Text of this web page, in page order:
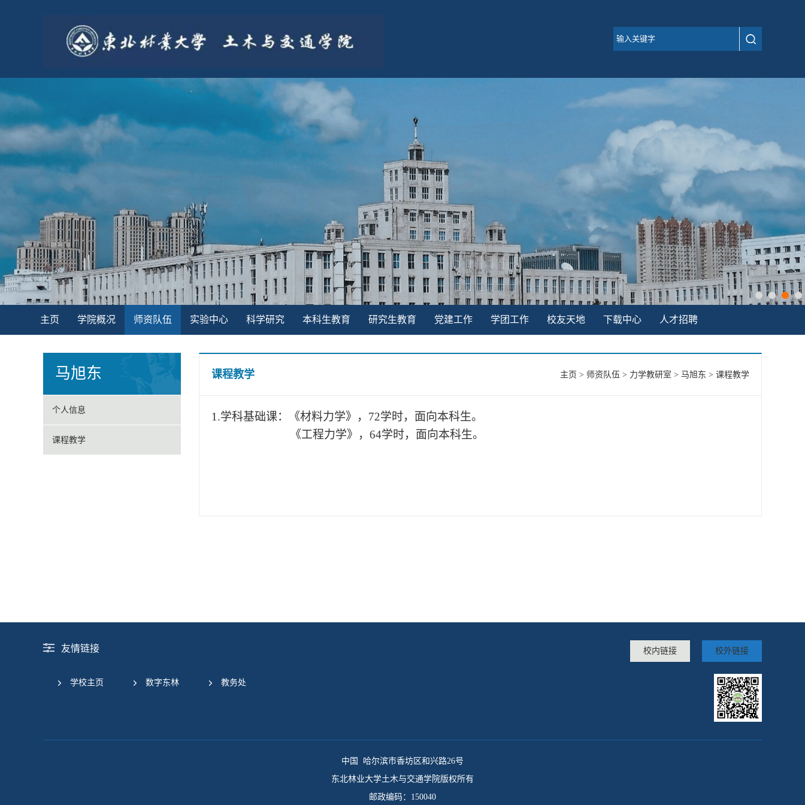
主页 学院概况 师资队伍 实验中心 科学研究 本科生教育 研究生教育 党建工作 学团工作 校友天地 下载中心 人才招聘
马旭东
个人信息
课程教学
课程教学 主页 > 师资队伍 > 力学教研室 > 马旭东 > 课程教学
1.学科基础课：《材料力学》， 72学时，面向本科生。
《工程力学》， 64学时，面向本科生。
友情链接 校外链接
校内链接
学校主页 数字东林 教务处
中国 哈尔滨市香坊区和兴路26号
东北林业大学土木与交通学院版权所有
邮政编码：150040